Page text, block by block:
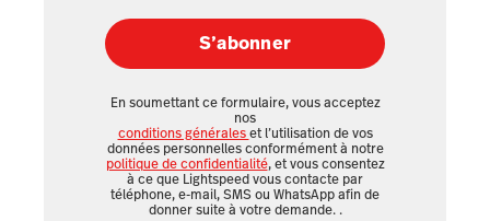
S’abonner
En soumettant ce formulaire, vous acceptez
nos
conditions généraleset l’utilisation de vos
données personnelles conformément à notre
politique de confidentialité, et vous consentez
à ce que Lightspeed vous contacte par
téléphone, e-mail, SMS ou WhatsApp afin de
donner suite à votre demande. .